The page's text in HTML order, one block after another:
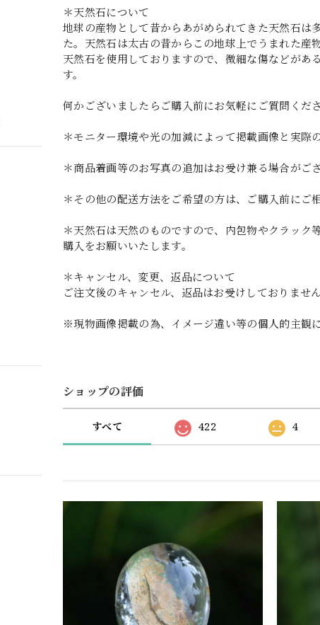
＊天然石について
地球の産物として昔からあがめられてきた天然石は
た。天然石は太古の昔からこの地球上でうまれた産
天然石を使用しておりますので、微細な傷などがあ
す。
何かございましたらご購入前にお気軽にご質問くださ
＊モニター環境や光の加減によって掲載画像と実際
＊商品着画等のお写真の追加はお受け兼る場合がご
＊その他の配送方法をご希望の方は、ご購入前にご
＊天然石は天然のものですので、内包物やクラッ
購入をお願いいたします。
＊キャンセル、変更、返品について
ご注文後のキャンセル、返品はお受けしておりませ
※現物画像掲載の為、イメージ違い等の個人的主観
ショップの評価
すべて 422 4